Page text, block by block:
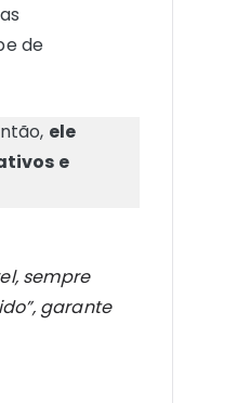
de
ele
e
sempre
garante